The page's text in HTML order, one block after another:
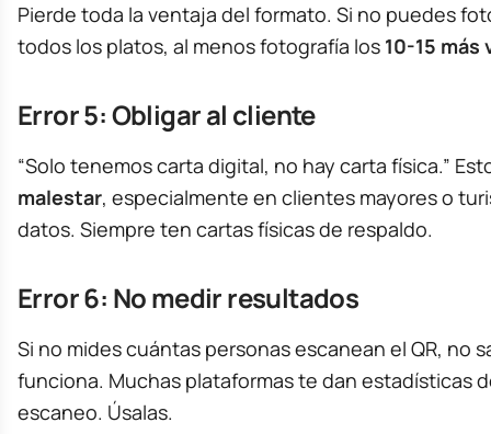
Pierde toda la ventaja del formato. Si no puedes
todos los platos, al menos fotografía los 10-15 más
Error 5: Obligar al cliente
“Solo tenemos carta digital, no hay carta física.”
malestar, especialmente en clientes mayores o
datos. Siempre ten cartas físicas de respaldo.
Error 6: No medir resultados
Si no mides cuántas personas escanean el QR, no
funciona. Muchas plataformas te dan estadísticas
escaneo. Úsalas.